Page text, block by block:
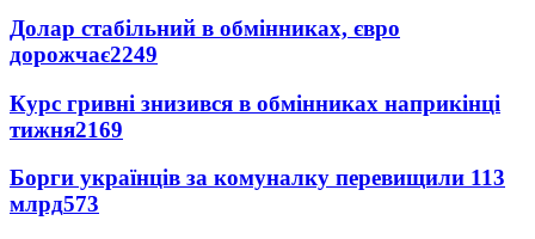
Долар стабільний в обмінниках, євро
дорожчає2249
Курс гривні знизився в обмінниках наприкінці
тижня2169
Борги українців за комуналку перевищили 113
млрд573